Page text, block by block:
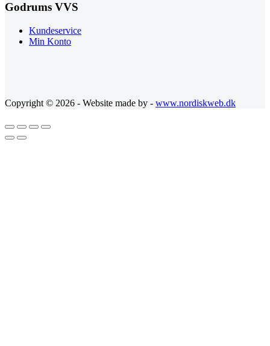
Godrums VVS
Kundeservice
Min Konto
Copyright © 2026 - Website made by - www.nordiskweb.dk